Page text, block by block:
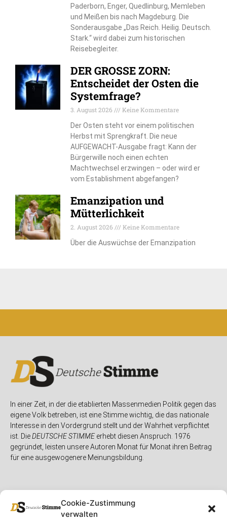
Cookie-Zustimmung
verwalten
Paderborn, Enger, Quedlinburg, Memleben
und Meißen bis nach Magdeburg. Die
Sonderausgabe „Das Reich. Heilig. Deutsch.
Stark.“ wird dabei zum historischen
Reisebegleiter.
DER GROSSE ZORN:
Entscheidet der Osten die
Systemfrage?
3. August 2026
Keine Kommentare
Der Osten steht vor einem politischen
Herbst mit Sprengkraft. Die neue
AUFGEWACHT-Ausgabe fragt: Kann der
Bürgerwille noch einen echten
Machtwechsel erzwingen – oder wird er
vom Establishment abgefangen?
Emanzipation und
Mütterlichkeit
2. August 2026
Keine Kommentare
Über die Auswüchse der Emanzipation
In einer Zeit, in der die etablierten Massenmedien Politik gegen das
eigene Volk betreiben, ist eine Stimme wichtig, die das nationale
Interesse in den Vordergrund stellt und der Wahrheit verpflichtet
ist. DieDEUTSCHE STIMMEerhebt diesen Anspruch. 1976
gegründet, leisten unsere Autoren Monat für Monat ihren Beitrag
für eine ausgewogenere Meinungsbildung.